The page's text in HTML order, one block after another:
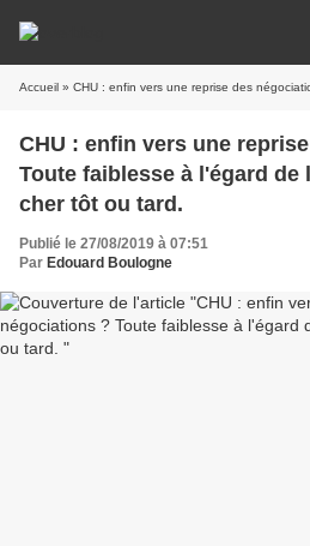
Accueil » CHU : enfin vers une reprise des négociations ? Toute
CHU : enfin vers une
Toute faiblesse à l'égard de
cher tôt ou tard.
Publié le 27/08/2019 à 07:51
Par Edouard Boulogne